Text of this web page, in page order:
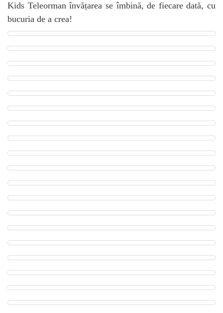
Kids Teleorman învățarea se îmbină, de fiecare dată, cu
bucuria de a crea!